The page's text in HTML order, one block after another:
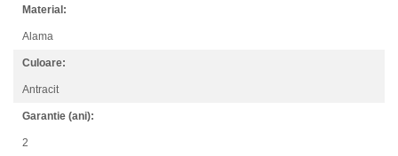
Material:
Alama
Culoare:
Antracit
Garantie (ani):
2